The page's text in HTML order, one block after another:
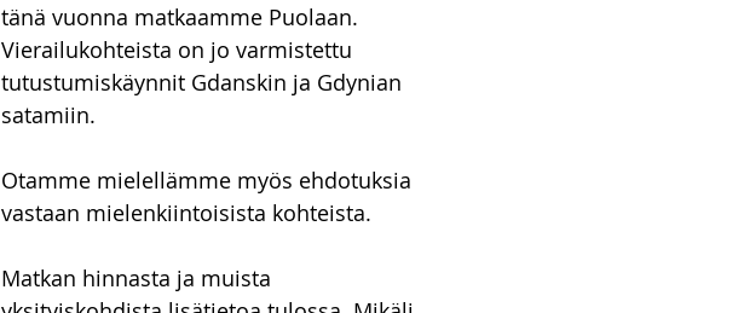
tänä vuonna matkaamme Puolaan.
Vierailukohteista on jo varmistettu
tutustumiskäynnit Gdanskin ja Gdynian
satamiin.
Otamme mielellämme myös ehdotuksia
vastaan mielenkiintoisista kohteista.
Matkan hinnasta ja muista